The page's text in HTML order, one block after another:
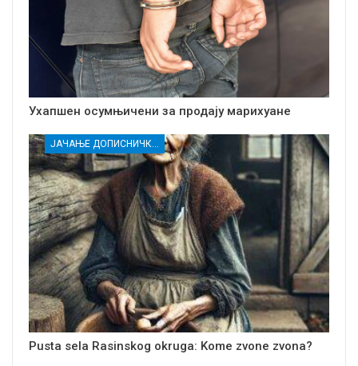
Ухапшен осумњичени за продају марихуане
ЈАЧАЊЕ ДОПИСНИЧКЕ МРЕЖЕ НЕЗАВИСНИХ МЕДИЈА У РАСИНСКОМ ОКРУГУ
Pusta sela Rasinskog okruga: Kome zvone zvona?